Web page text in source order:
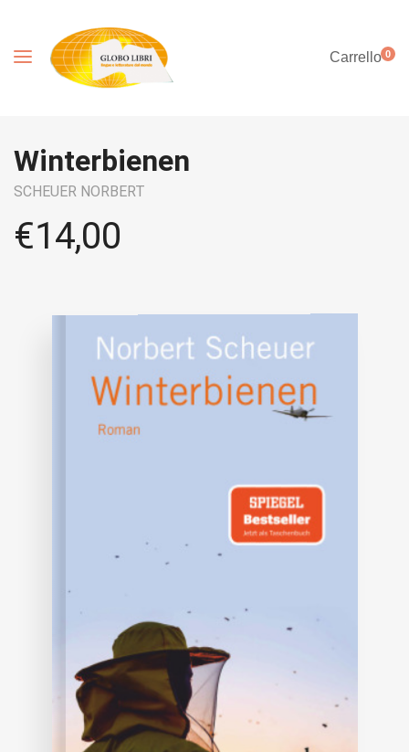
Carrello0
Winterbienen
SCHEUER NORBERT
€14,00